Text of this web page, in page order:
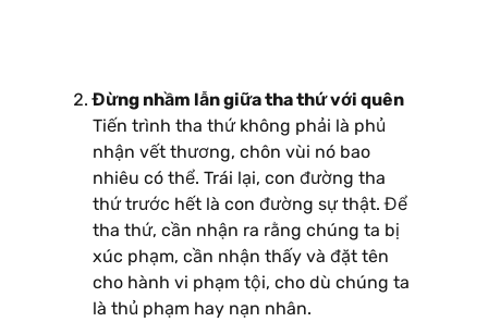
Đừng nhầm lẫn giữa tha thứ với quên
Tiến trình tha thứ không phải là phủ
nhận vết thương, chôn vùi nó bao
nhiêu có thể. Trái lại, con đường tha
thứ trước hết là con đường sự thật. Để
tha thứ, cần nhận ra rằng chúng ta bị
xúc phạm, cần nhận thấy và đặt tên
cho hành vi phạm tội, cho dù chúng ta
là thủ phạm hay nạn nhân.